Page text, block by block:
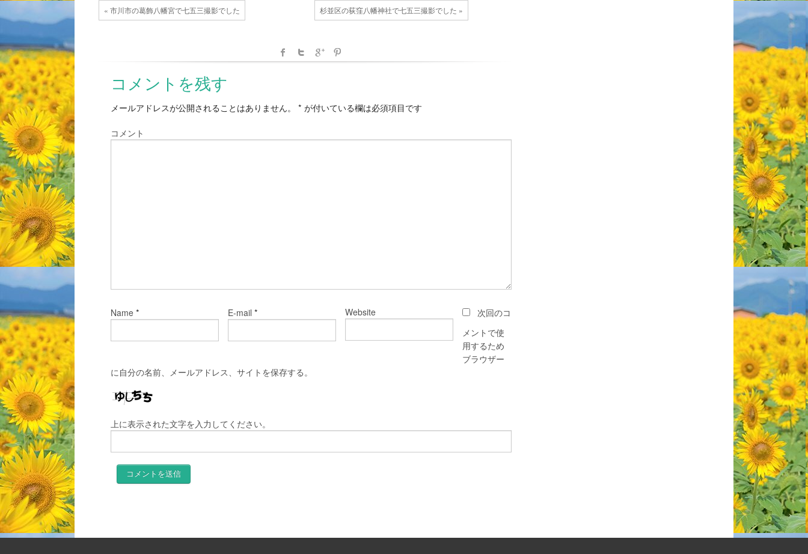
« 市川市の葛飾八幡宮で七五三撮影でした 杉並区の荻窪八幡神社で七五三撮影でした »
コメントを残す
メールアドレスが公開されることはありません。 * が付いている欄は必須項目です
コメント
Name * E-mail * Website
次回のコ
メントで使
用するため
ブラウザー
に自分の名前、メールアドレス、サイトを保存する。
上に表示された文字を入力してください。